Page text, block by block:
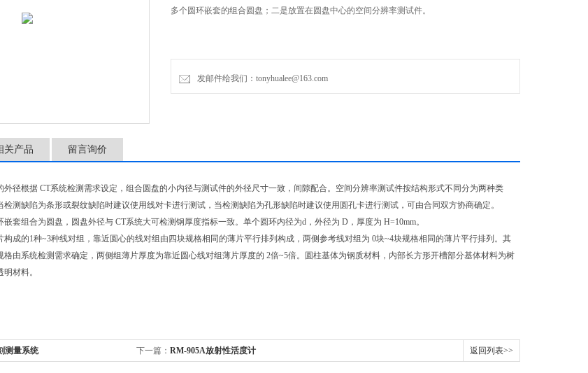
多个圆环嵌套的组合圆盘；二是放置在圆盘中心的空间分辨率测试件。
发邮件给我们：tonyhualee@163.com
关产品 留言询价
外径根据 CT系统检测需求设定，组合圆盘的小内径与测试件的外径尺寸一致，间隙配合。空间分辨率测试件按结构形式不同分为两种类
测缺陷为条形或裂纹缺陷时建议使用线对卡进行测试，当检测缺陷为孔形缺陷时建议使用圆孔卡进行测试，可由合同双方协商确定。
嵌套组合为圆盘，圆盘外径与 CT系统大可检测钢厚度指标一致。单个圆环内径为d，外径为 D，厚度为 H=10mm。
构成的1种~3种线对组，靠近圆心的线对组由四块规格相同的薄片平行排列构成，两侧参考线对组为 0块~4块规格相同的薄片平行排列。其
格由系统检测需求确定，两侧组薄片厚度为靠近圆心线对组薄片厚度的 2倍~5倍。圆柱基体为钢质材料，内部长方形开槽部分基体材料为树
材料。
测量系统 下一篇： RM-905A放射性活度计 返回列表>>